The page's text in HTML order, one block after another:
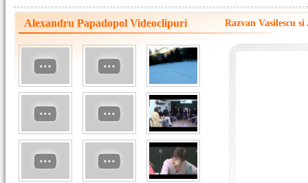
Alexandru Papadopol Videoclipuri Razvan Vasilescu